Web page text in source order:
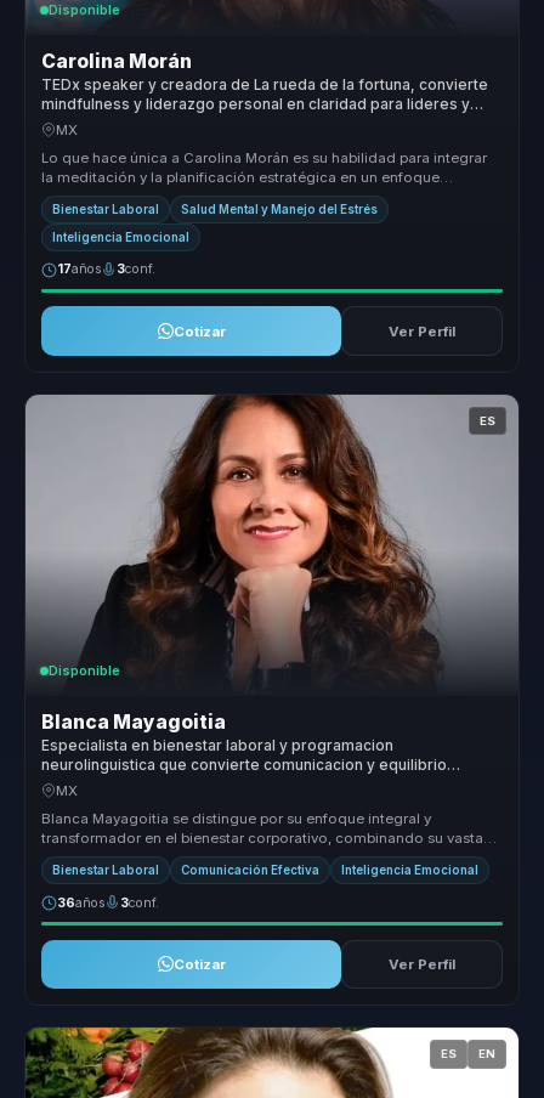
Disponible
Carolina Morán
TEDx speaker y creadora de La rueda de la fortuna, convierte
mindfulness y liderazgo personal en claridad para lideres y
equipos.
MX
Lo que hace única a Carolina Morán es su habilidad para integrar
la meditación y la planificación estratégica en un enfoque
cohesivo que ...
Bienestar Laboral Salud Mental y Manejo del Estrés
Inteligencia Emocional
17años 3conf.
Cotizar Ver Perfil
ES
Disponible
Blanca Mayagoitia
Especialista en bienestar laboral y programacion
neurolinguistica que convierte comunicacion y equilibrio
emocional en colaboracion mas sana para equipos.
MX
Blanca Mayagoitia se distingue por su enfoque integral y
transformador en el bienestar corporativo, combinando su vasta
experiencia en co...
Bienestar Laboral Comunicación Efectiva Inteligencia Emocional
36años 3conf.
Cotizar Ver Perfil
ES EN